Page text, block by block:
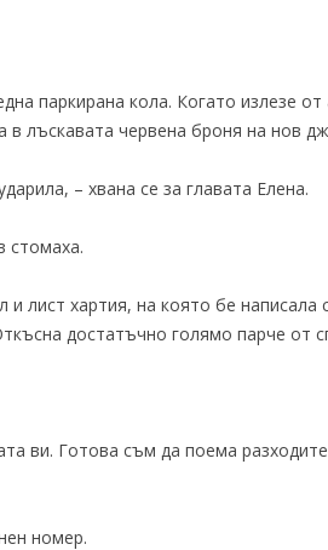
паркирана кола. Когато излезе
в лъскавата червена броня на нов
– хвана се за главата Елена.
стомаха.
и лист хартия, на която бе написала
достатъчно голямо парче от
ви. Готова съм да поема
номер.